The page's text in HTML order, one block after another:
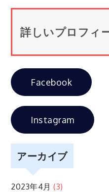
ナ
ビ
ゲ
ー
シ
ョ
ン
詳しいプロフィ
Facebook
Instagram
アーカイブ
2023年4月 (3)